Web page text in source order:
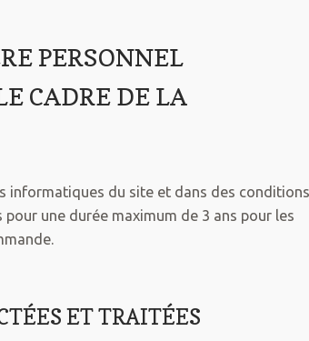
PERSONNEL
CADRE DE LA
informatiques du site et dans des
une durée maximum de 3 ans pour les
ET TRAITÉES